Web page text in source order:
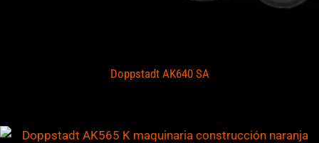
Doppstadt AK640 SA